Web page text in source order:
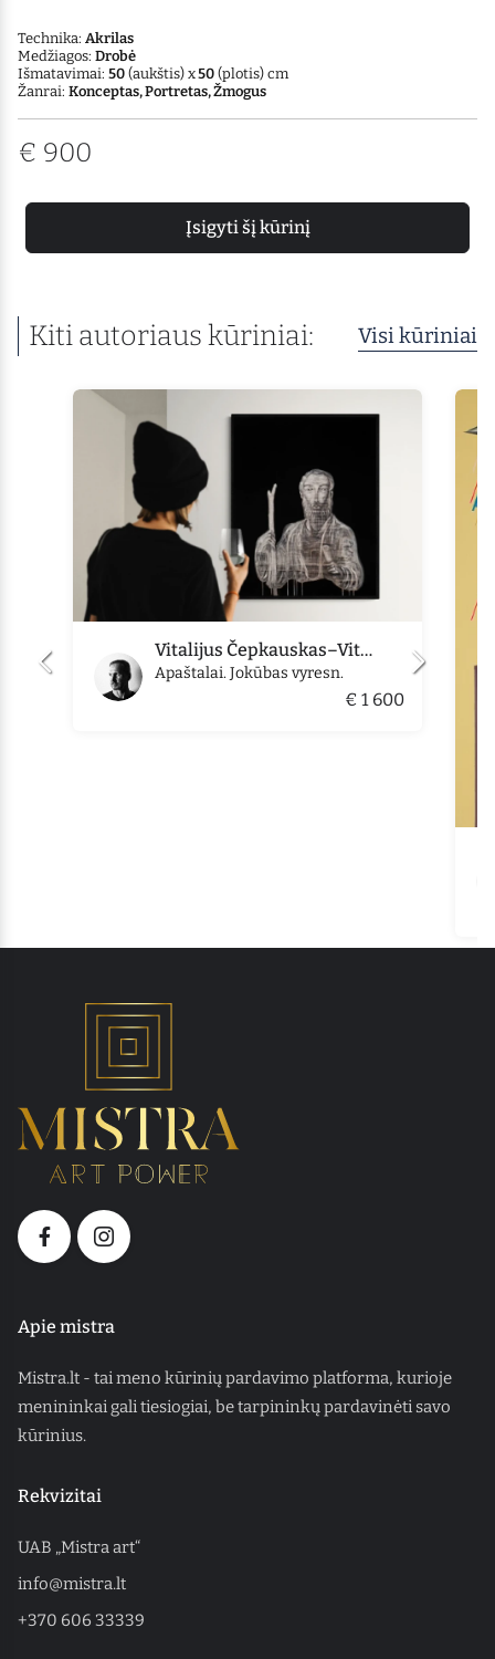
Technika: Akrilas
Medžiagos: Drobė
Išmatavimai: 50 (aukštis) x50 (plotis) cm
Žanrai: Konceptas, Portretas, Žmogus
€ 900
Įsigyti šį kūrinį
Kiti autoriaus kūriniai: Visi kūriniai
Vitalijus Čepkauskas–Vitalis
Apaštalai. Jokūbas vyresn.
€ 1 600
Apie mistra
Mistra.lt - tai meno kūrinių pardavimo platforma, kurioje
menininkai gali tiesiogiai, be tarpininkų pardavinėti savo
kūrinius.
Rekvizitai
UAB „Mistra art“
info@mistra.lt
+370 606 33339